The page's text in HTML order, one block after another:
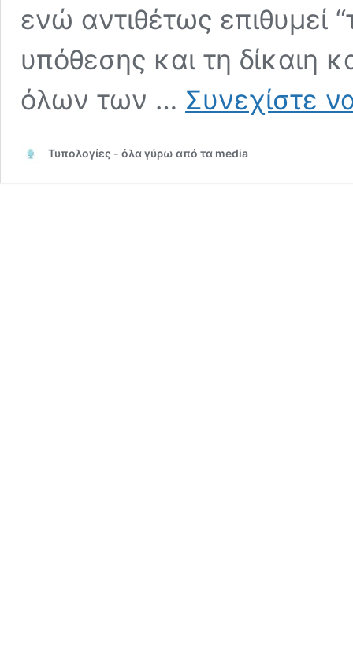
ενώ αντιθέτως επιθυμεί
υπόθεσης και τη δίκαιη
όλων των … Συνεχίστε
Τυπολογίες - όλα γύρω από τα media